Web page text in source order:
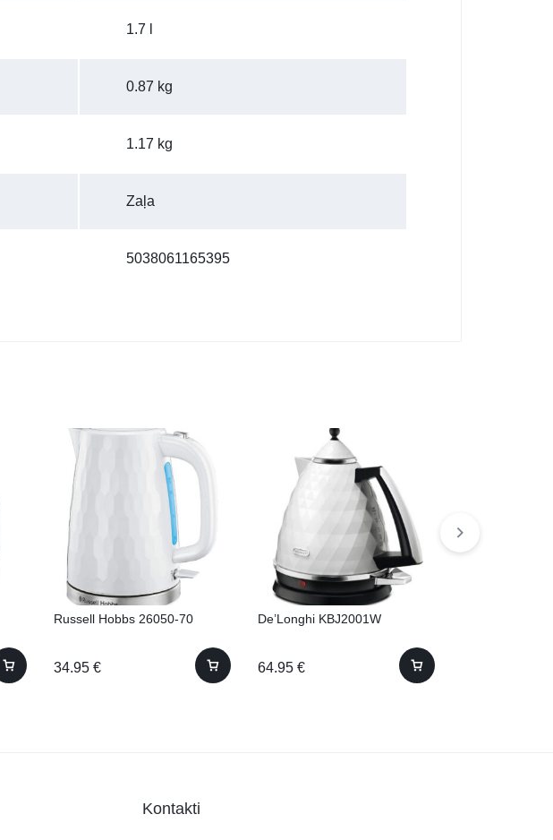
1.7 l
0.87 kg
1.17 kg
Zaļa
5038061165395
Russell Hobbs 26050-70
34.95 €
De’Longhi KBJ2001W
64.95 €
Kontakti